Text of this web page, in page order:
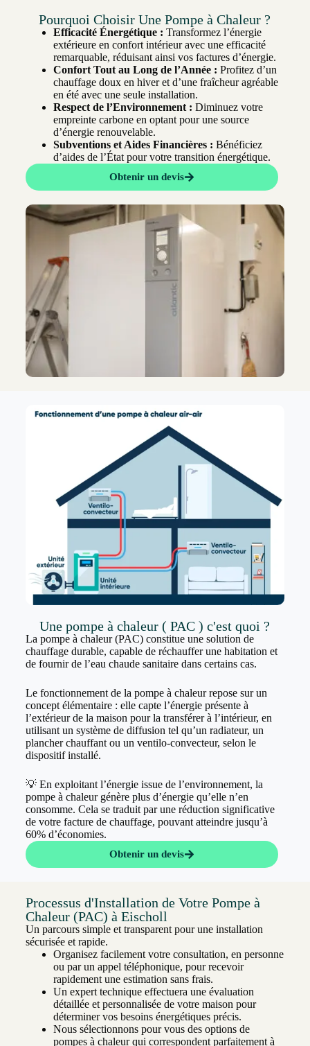
Pourquoi Choisir Une Pompe à Chaleur ?
Efficacité Énergétique : Transformez l’énergie
extérieure en confort intérieur avec une efficacité
remarquable, réduisant ainsi vos factures d’énergie.
Confort Tout au Long de l’Année : Profitez d’un
chauffage doux en hiver et d’une fraîcheur agréable
en été avec une seule installation.
Respect de l’Environnement : Diminuez votre
empreinte carbone en optant pour une source
d’énergie renouvelable.
Subventions et Aides Financières : Bénéficiez
d’aides de l’État pour votre transition énergétique.
Obtenir un devis
Une pompe à chaleur ( PAC ) c'est quoi ?
La pompe à chaleur (PAC) constitue une solution de
chauffage durable, capable de réchauffer une habitation et
de fournir de l’eau chaude sanitaire dans certains cas.
Le fonctionnement de la pompe à chaleur repose sur un
concept élémentaire : elle capte l’énergie présente à
l’extérieur de la maison pour la transférer à l’intérieur, en
utilisant un système de diffusion tel qu’un radiateur, un
plancher chauffant ou un ventilo-convecteur, selon le
dispositif installé.
💡 En exploitant l’énergie issue de l’environnement, la
pompe à chaleur génère plus d’énergie qu’elle n’en
consomme. Cela se traduit par une réduction significative
de votre facture de chauffage, pouvant atteindre jusqu’à
60% d’économies.
Obtenir un devis
Processus d'Installation de Votre Pompe à
Chaleur (PAC) à Eischoll
Un parcours simple et transparent pour une installation
sécurisée et rapide.
Organisez facilement votre consultation, en personne
ou par un appel téléphonique, pour recevoir
rapidement une estimation sans frais.
Un expert technique effectuera une évaluation
détaillée et personnalisée de votre maison pour
déterminer vos besoins énergétiques précis.
Nous sélectionnons pour vous des options de
pompes à chaleur qui correspondent parfaitement à